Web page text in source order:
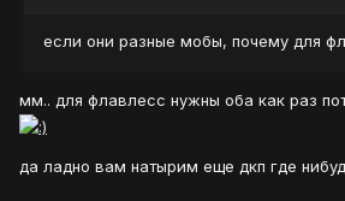
если они разные мобы, почему для
мм.. для флавлесс нужны оба как раз
да ладно вам натырим еще дкп где